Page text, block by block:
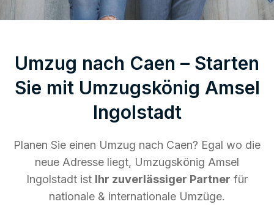
Umzug nach Caen – Starten
Sie mit Umzugskönig Amsel
Ingolstadt
Planen Sie einen Umzug nach Caen? Egal wo die
neue Adresse liegt, Umzugskönig Amsel
Ingolstadt ist Ihr zuverlässiger Partner für
nationale & internationale Umzüge.